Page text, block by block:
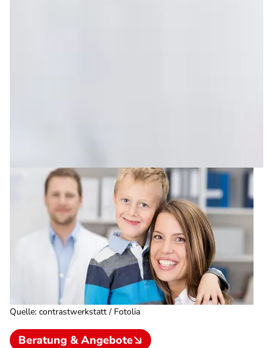
Quelle: contrastwerkstatt / Fotolia
Beratung & Angebote